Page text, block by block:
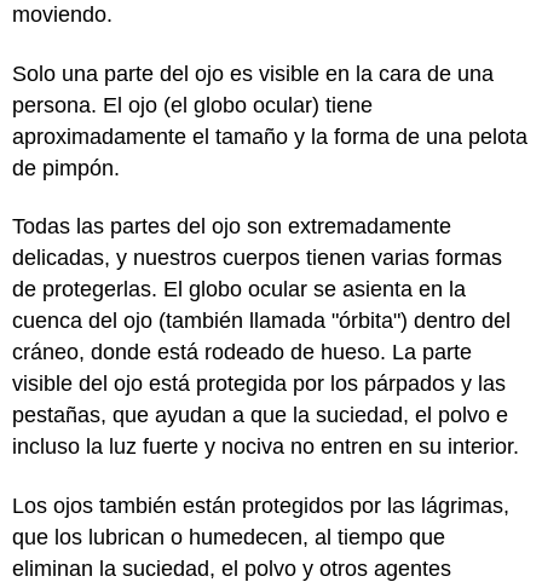
moviendo.
Solo una parte del ojo es visible en la cara de una
persona. El ojo (el globo ocular) tiene
aproximadamente el tamaño y la forma de una pelota
de pimpón.
Todas las partes del ojo son extremadamente
delicadas, y nuestros cuerpos tienen varias formas
de protegerlas. El globo ocular se asienta en la
cuenca del ojo (también llamada "órbita") dentro del
cráneo, donde está rodeado de hueso. La parte
visible del ojo está protegida por los párpados y las
pestañas, que ayudan a que la suciedad, el polvo e
incluso la luz fuerte y nociva no entren en su interior.
Los ojos también están protegidos por las lágrimas,
que los lubrican o humedecen, al tiempo que
eliminan la suciedad, el polvo y otros agentes